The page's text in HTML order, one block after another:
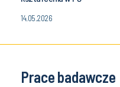
14.05.2026
Prace badawcze